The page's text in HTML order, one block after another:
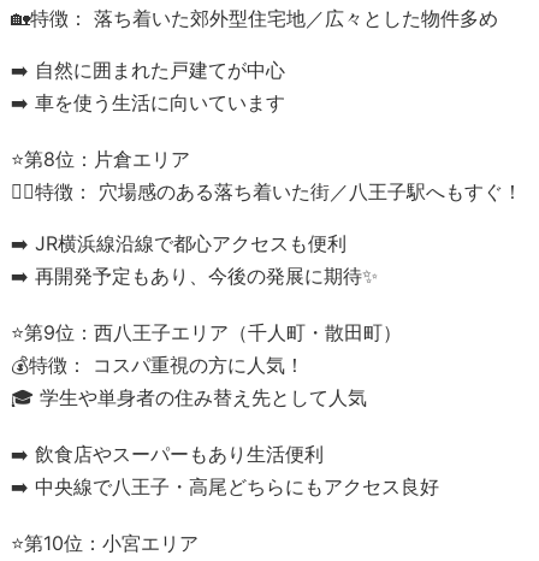
🏡特徴： 落ち着いた郊外型住宅地／広々とした物件多め
➡️ 自然に囲まれた戸建てが中心
➡️ 車を使う生活に向いています
⭐第8位：片倉エリア
🚶‍♂️特徴： 穴場感のある落ち着いた街／八王子駅へもすぐ！
➡️ JR横浜線沿線で都心アクセスも便利
➡️ 再開発予定もあり、今後の発展に期待✨
⭐第9位：西八王子エリア（千人町・散田町）
💰特徴： コスパ重視の方に人気！
🎓 学生や単身者の住み替え先として人気
➡️ 飲食店やスーパーもあり生活便利
➡️ 中央線で八王子・高尾どちらにもアクセス良好
⭐第10位：小宮エリア